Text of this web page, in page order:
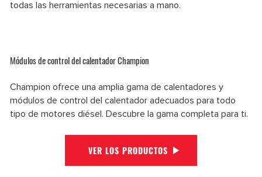
todas las herramientas necesarias a mano.
Módulos de control del calentador Champion
Champion ofrece una amplia gama de calentadores y
módulos de control del calentador adecuados para todo
tipo de motores diésel. Descubre la gama completa para ti.
VER LOS PRODUCTOS